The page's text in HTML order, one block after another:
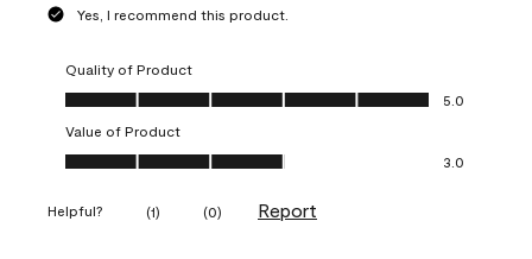
Yes, I recommend this product.
Quality of Product
Quality of Product, 5.0 out of 5
5.0
Value of Product
Value of Product, 3.0 out of 5
3.0
Helpful? (1) (0) Report